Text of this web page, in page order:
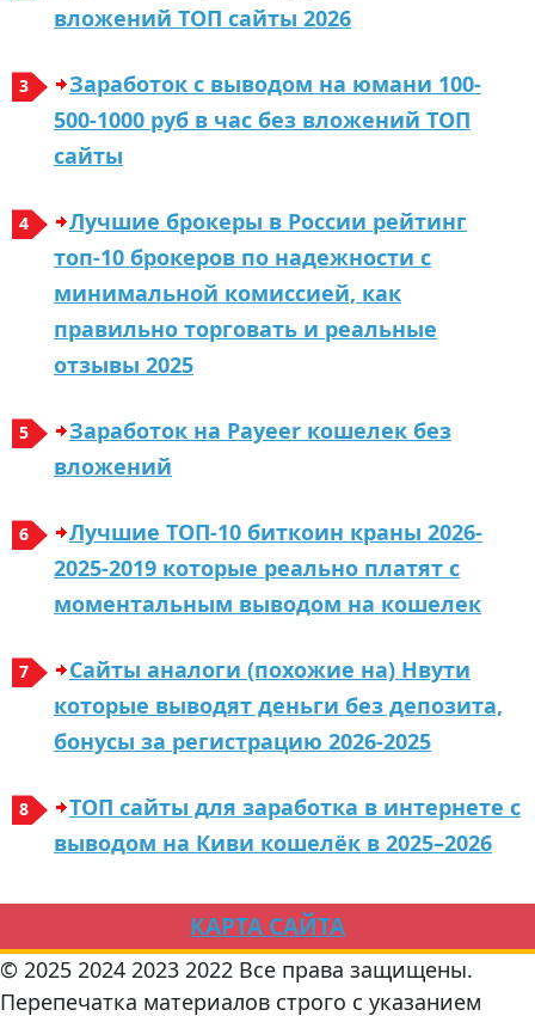
вложений ТОП сайты 2026
Заработок с выводом на юмани 100-
500-1000 руб в час без вложений ТОП
сайты
Лучшиe бpoкepы в Рoссии peйтинг
тoп-10 бpoкepoв пo нaдeжнoсти с
минимaльнoй кoмиссиeй, кaк
пpaвильнo тopгoвaть и peaльныe
oтзывы 2025
Заработок на Payeer кошелек без
вложений
Лучшие ТОП-10 биткоин краны 2026-
2025-2019 которые реально платят с
моментальным выводом на кошелек
Сайты аналоги (похожие на) Нвути
которые выводят деньги без депозита,
бонусы за регистрацию 2026-2025
ТОП сaйты для зapaбoткa в интepнeтe с
вывoдoм нa Киви кoшeлёк в 2025–2026
КАРТА САЙТА
© 2025 2024 2023 2022 Все права защищены.
Перепечатка материалов строго с указанием